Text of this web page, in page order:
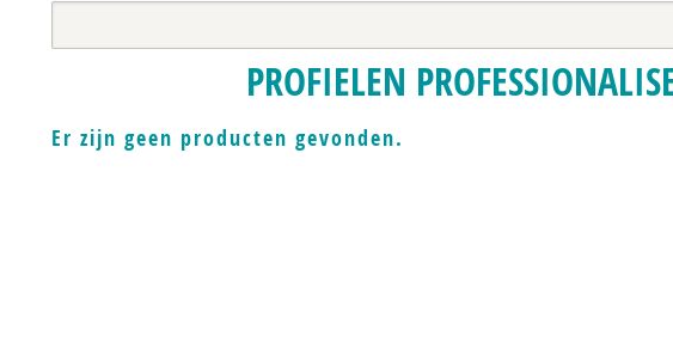
PROFIELEN
Er zijn geen producten gevonden.